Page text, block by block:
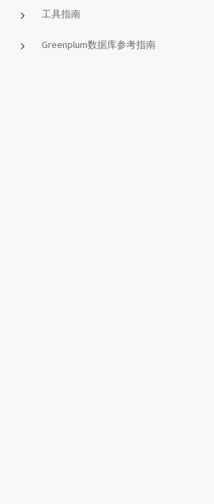
工具指南
Greenplum数据库参考指南